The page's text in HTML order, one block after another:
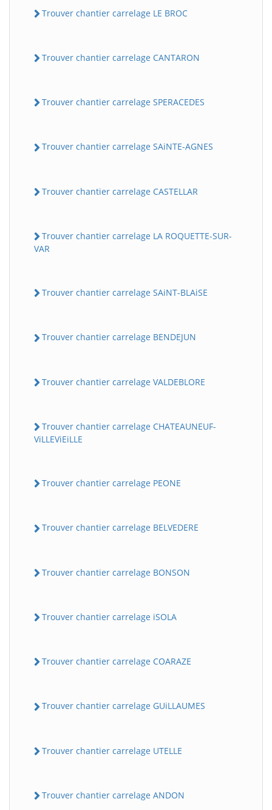
Trouver chantier carrelage LE BROC
Trouver chantier carrelage CANTARON
Trouver chantier carrelage SPERACEDES
Trouver chantier carrelage SAiNTE-AGNES
Trouver chantier carrelage CASTELLAR
Trouver chantier carrelage LA ROQUETTE-SUR-
VAR
Trouver chantier carrelage SAiNT-BLAiSE
Trouver chantier carrelage BENDEJUN
Trouver chantier carrelage VALDEBLORE
Trouver chantier carrelage CHATEAUNEUF-
ViLLEViEiLLE
Trouver chantier carrelage PEONE
Trouver chantier carrelage BELVEDERE
Trouver chantier carrelage BONSON
Trouver chantier carrelage iSOLA
Trouver chantier carrelage COARAZE
Trouver chantier carrelage GUiLLAUMES
Trouver chantier carrelage UTELLE
Trouver chantier carrelage ANDON